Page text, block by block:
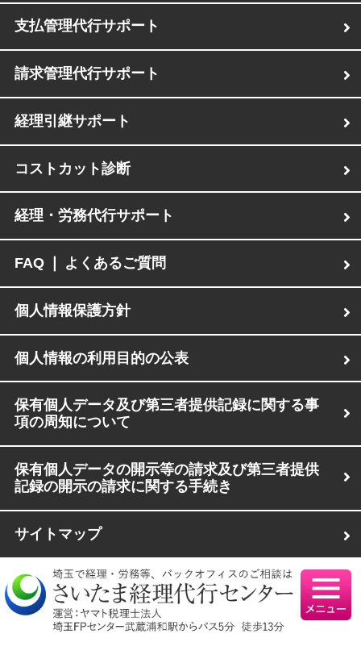
支払管理代行サポート
請求管理代行サポート
経理引継サポート
コストカット診断
経理・労務代行サポート
FAQ ❘ よくあるご質問
個人情報保護方針
個人情報の利用目的の公表
保有個人データ及び第三者提供記録に関する事
項の周知について
保有個人データの開示等の請求及び第三者提供
記録の開示の請求に関する手続き
サイトマップ